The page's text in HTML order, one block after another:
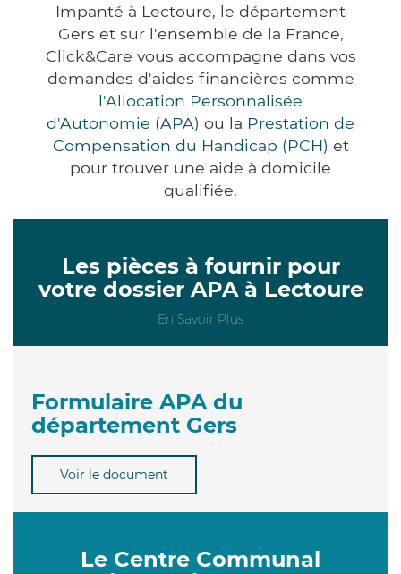
Impanté à Lectoure, le département
Gers et sur l'ensemble de la France,
Click&Care vous accompagne dans vos
demandes d'aides financières comme
l'Allocation Personnalisée
d'Autonomie (APA) ou la Prestation de
Compensation du Handicap (PCH) et
pour trouver une aide à domicile
qualifiée.
Les pièces à fournir pour
votre dossier APA à Lectoure
En Savoir Plus
Formulaire APA du
département Gers
Voir le document
Le Centre Communal